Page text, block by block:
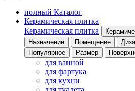
полный Каталог
Керамическая плитка
Керамическая плитка
Назначение
Помещение
Популярное
Размер
для ванной
для фартука
для кухни